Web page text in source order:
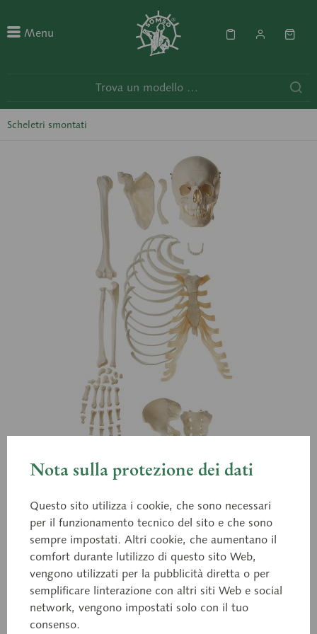
Menu
Scheletri smontati
QS 41/2
Nota sulla protezione dei dati
Questo sito utilizza i cookie, che sono necessari
per il funzionamento tecnico del sito e che sono
sempre impostati. Altri cookie, che aumentano il
comfort durante lutilizzo di questo sito Web,
vengono utilizzati per la pubblicità diretta o per
semplificare linterazione con altri siti Web e social
network, vengono impostati solo con il tuo
consenso.